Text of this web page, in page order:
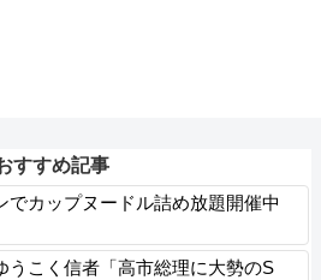
すすめ記事
でカップヌードル詰め放題開催中
うこく信者「高市総理に大勢のS